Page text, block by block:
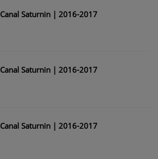
Canal Saturnin | 2016-2017
Canal Saturnin | 2016-2017
Canal Saturnin | 2016-2017